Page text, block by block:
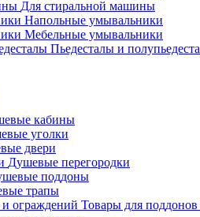
Для стиральной машины
Напольные умывальники
Мебельные умывальники
Пьедесталы и
кабины
уголки
двери
Душевые перегородки
поддоны
трапы
Товары для